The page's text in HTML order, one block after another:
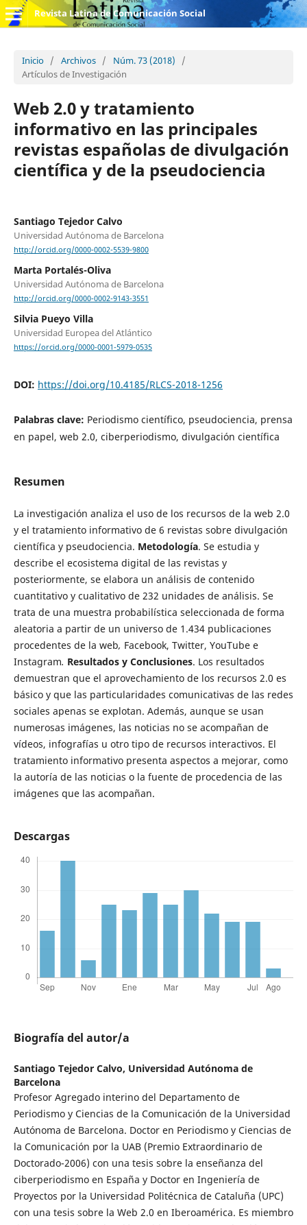
Revista Latina de Comunicación Social
Inicio / Archivos / Núm. 73 (2018)
/
Artículos de Investigación
Web 2.0 y tratamiento
informativo en las principales
revistas españolas de divulgación
científica y de la pseudociencia
Santiago Tejedor Calvo
Universidad Autónoma de Barcelona
http://orcid.org/0000-0002-5539-9800
Marta Portalés-Oliva
Universidad Autónoma de Barcelona
http://orcid.org/0000-0002-9143-3551
Silvia Pueyo Villa
Universidad Europea del Atlántico
https://orcid.org/0000-0001-5979-0535
DOI: https://doi.org/10.4185/RLCS-2018-1256
Palabras clave: Periodismo científico, pseudociencia, prensa
en papel, web 2.0, ciberperiodismo, divulgación científica
Resumen
La investigación analiza el uso de los recursos de la web 2.0
y el tratamiento informativo de 6 revistas sobre divulgación
científica y pseudociencia. Metodología. Se estudia y
describe el ecosistema digital de las revistas y
posteriormente, se elabora un análisis de contenido
cuantitativo y cualitativo de 232 unidades de análisis. Se
trata de una muestra probabilística seleccionada de forma
aleatoria a partir de un universo de 1.434 publicaciones
procedentes de la web, Facebook, Twitter, YouTube e
Instagram. Resultados y Conclusiones. Los resultados
demuestran que el aprovechamiento de los recursos 2.0 es
básico y que las particularidades comunicativas de las redes
sociales apenas se explotan. Además, aunque se usan
numerosas imágenes, las noticias no se acompañan de
vídeos, infografías u otro tipo de recursos interactivos. El
tratamiento informativo presenta aspectos a mejorar, como
la autoría de las noticias o la fuente de procedencia de las
imágenes que las acompañan.
Descargas
Biografía del autor/a
Santiago Tejedor Calvo, Universidad Autónoma de
Barcelona
Profesor Agregado interino del Departamento de
Periodismo y Ciencias de la Comunicación de la Universidad
Autónoma de Barcelona. Doctor en Periodismo y Ciencias de
la Comunicación por la UAB (Premio Extraordinario de
Doctorado-2006) con una tesis sobre la enseñanza del
ciberperiodismo en España y Doctor en Ingeniería de
Proyectos por la Universidad Politécnica de Cataluña (UPC)
con una tesis sobre la Web 2.0 en Iberoamérica. Es miembro